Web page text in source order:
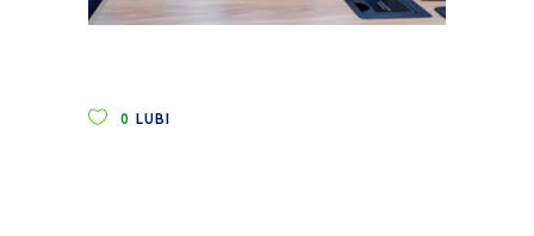
0 LUBI